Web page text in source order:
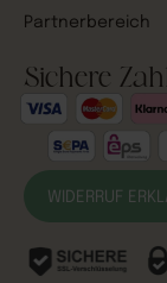
Partnerbereich
Sichere
WIDERRUF